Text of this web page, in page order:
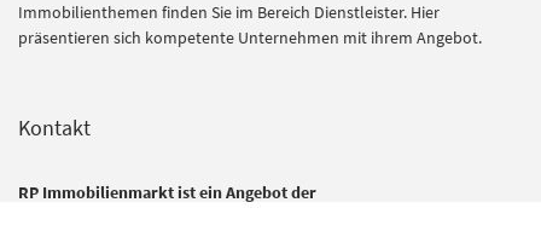
Immobilienthemen finden Sie im Bereich Dienstleister. Hier
präsentieren sich kompetente Unternehmen mit ihrem Angebot.
Kontakt
RP Immobilienmarkt ist ein Angebot der